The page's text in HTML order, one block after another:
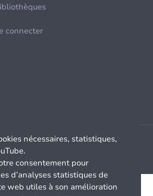
connecter
nécessaires, statistiques,
consentement pour
d’analyses statistiques de
web utiles à son amélioration